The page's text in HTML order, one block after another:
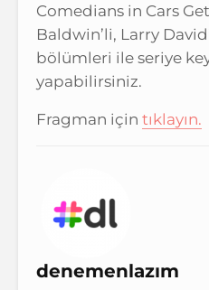
Comedians in Cars
Baldwin’li, Larry
bölümleri ile seriye
yapabilirsiniz.
Fragman için tıklayın.
denemenlazım